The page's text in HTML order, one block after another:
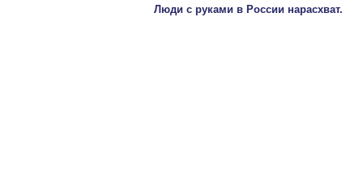
Люди с руками в России нарасхват.